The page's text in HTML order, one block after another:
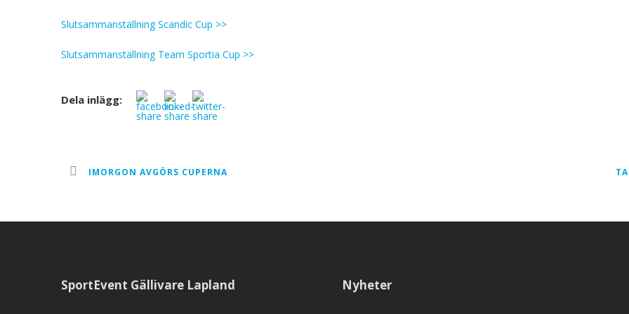
Slutsammanställning Scandic Cup >>
Slutsammanställning Team Sportia Cup >>
Dela inlägg:
IMORGON AVGÖRS CUPERNA
SportEvent Gällivare Lapland Nyheter